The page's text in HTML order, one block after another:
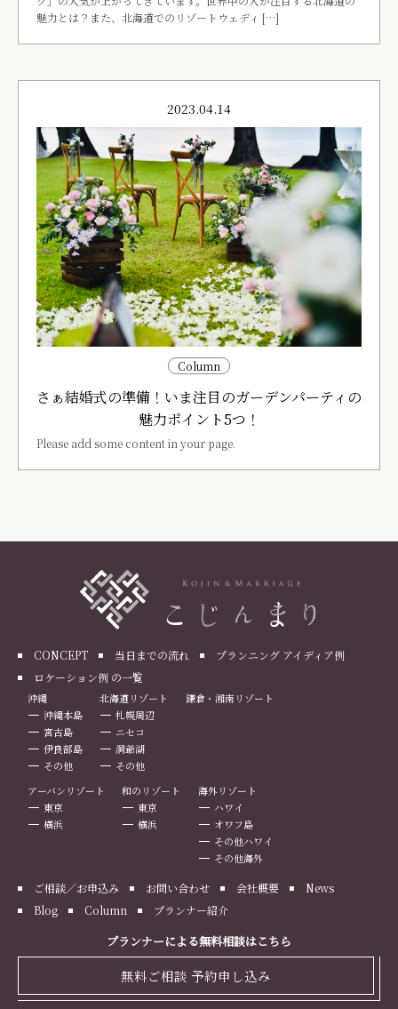
魅力とは？また、北海道でのリゾートウェディ […]
2023.04.14
Column
さぁ結婚式の準備！いま注目のガーデンパーティの
魅力ポイント5つ！
Please add some content in your page.
CONCEPT 当日までの流れ
プランニング アイディア例
ロケーション例 の一覧
沖縄
沖縄本島
宮古島
伊良部島
その他
北海道リゾート
札幌周辺
ニセコ
洞爺湖
その他
鎌倉・湘南リゾート
アーバンリゾート
東京
横浜
和のリゾート
東京
横浜
海外リゾート
ハワイ
オワフ島
その他ハワイ
その他海外
ご相談／お申込み お問い合わせ 会社概要
News
Blog
Column プランナー紹介
プランナーによる無料相談はこちら
無料ご相談 予約申し込み